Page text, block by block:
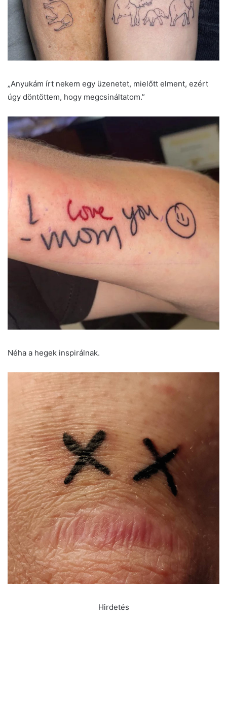
„Anyukám írt nekem egy üzenetet, mielőtt elment, ezért
úgy döntöttem, hogy megcsináltatom.”
Néha a hegek inspirálnak.
Hirdetés